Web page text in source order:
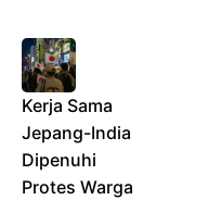
Kerja Sama
Jepang-India
Dipenuhi
Protes Warga